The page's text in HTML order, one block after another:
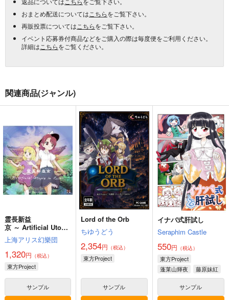
おまとめ配送については こちらをご覧下さい。
再販投票については こちらをご覧下さい。
イベント応募券付商品などをご購入の際は毎度便をご利用ください。
詳細は こちらをご覧ください。
関連商品(ジャンル)
霊長新益
京 ～ Artificial Utopia
in Ruins.
上海アリス幻樂団
1,320円 （税込）
東方Project
サンプル
Lord of the Orb
ちゆうどう
2,354円 （税込）
東方Project
サンプル
イナバ式肝試し
Seraphim Castle
550円 （税込）
東方Project
蓬莱山輝夜
藤原妹紅
サンプル